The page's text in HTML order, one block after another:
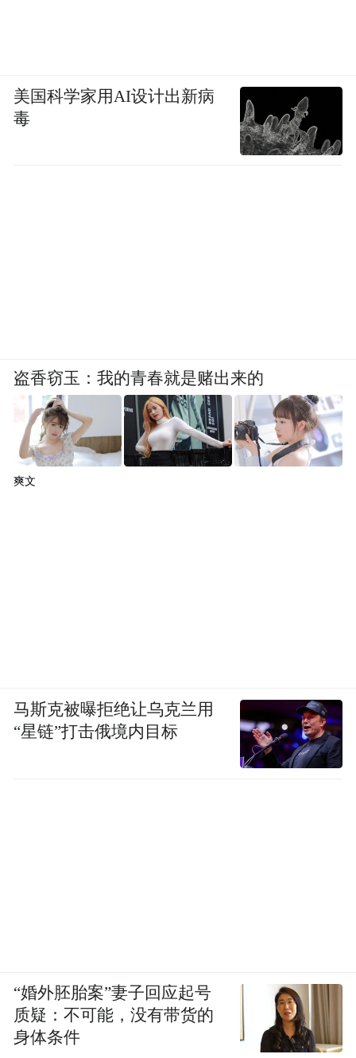
美国科学家用AI设计出新病
毒
盗香窃玉：我的青春就是赌出来的
爽文
马斯克被曝拒绝让乌克兰用
“星链”打击俄境内目标
“婚外胚胎案”妻子回应起号
质疑：不可能，没有带货的
身体条件